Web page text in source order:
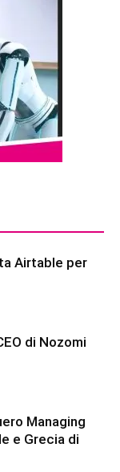
Airtable per
di Nozomi
Managing
e Grecia di